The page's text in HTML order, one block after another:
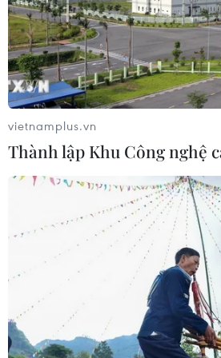
07/08/2026 09:42
Bão Dolphin càn quét các đảo
Nam Nhật Bản, sân bay
phải đóng cửa
07/08/2026 09:10
Từ ngày 9/8, cảnh báo nắng
diện rộng ở khu vực Bắc Bộ và
Bộ
07/08/2026 08:58
Từ Quảng Ninh đến Quảng Trị
động ứng phó với áp thấp nhiệt
07/08/2026 08:21
vietnamplus.vn
Thành lập Khu Công nghệ